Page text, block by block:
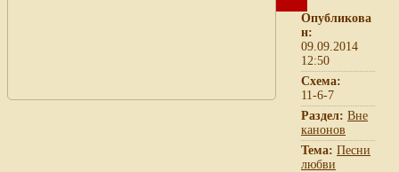
Опубликова
н:
09.09.2014
12:50
Схема:
11-6-7
Раздел: Вне
канонов
Тема: Песни
любви